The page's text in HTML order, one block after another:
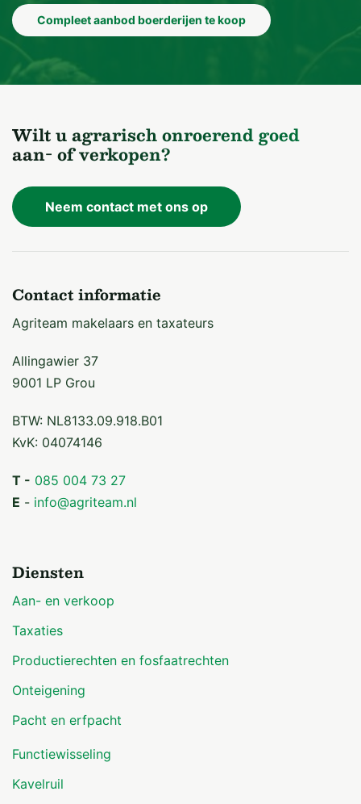
Compleet aanbod boerderijen te koop
Wilt u agrarisch onroerend goed
aan- of verkopen?
Neem contact met ons op
Contact informatie
Agriteam makelaars en taxateurs
Allingawier 37
9001 LP Grou
BTW: NL8133.09.918.B01
KvK: 04074146
T - 085 004 73 27
E - info@agriteam.nl
Diensten
Aan- en verkoop
Taxaties
Productierechten en fosfaatrechten
Onteigening
Pacht en erfpacht
Functiewisseling
Kavelruil